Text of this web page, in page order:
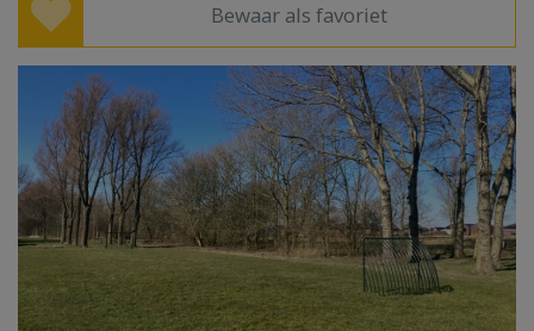
Bewaar als favoriet